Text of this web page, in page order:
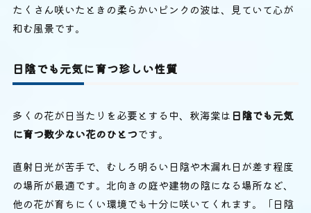
たくさん咲いたときの柔らかいピンクの波は、見ていて心が
和む風景です。
日陰でも元気に育つ珍しい性質
多くの花が日当たりを必要とする中、秋海棠は 日陰でも元気
に育つ数少ない花のひとつです。
直射日光が苦手で、むしろ明るい日陰や木漏れ日が差す程度
の場所が最適です。北向きの庭や建物の陰になる場所など、
他の花が育ちにくい環境でも十分に咲いてくれます。「日陰